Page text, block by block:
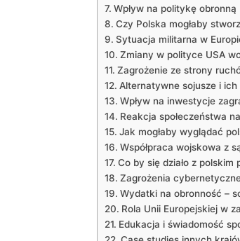
Wpływ na‍ politykę obronną
Czy Polska mogłaby
Sytuacja militarna w‍
Zmiany w polityce USA
Zagrożenie ze strony
Alternatywne sojusze i
Wpływ na inwestycje
Reakcja⁤ społeczeństwa​
Jak mogłaby wyglądać
Współpraca ⁣wojskowa z
Co by się działo z polskim
Zagrożenia
Wydatki ​na‌ obronność –
Rola Unii‌ Europejskiej ​w
Edukacja i świadomość